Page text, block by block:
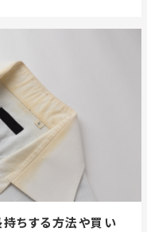
持ちする方法や買い